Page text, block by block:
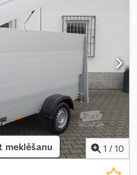
1 / 10
meklēšanu